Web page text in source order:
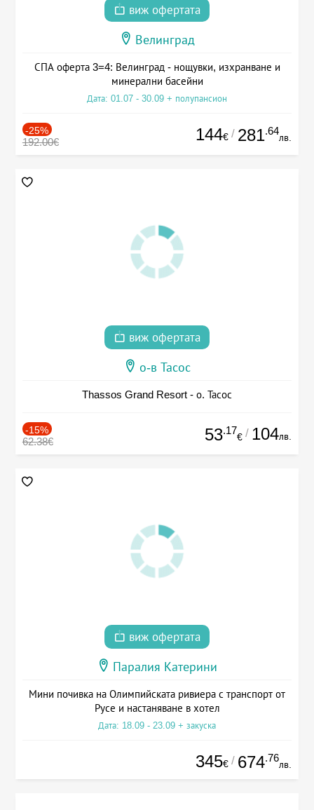
виж офертата
Велинград
СПА оферта 3=4: Велинград - нощувки, изхранване и
минерални басейни
Дата: 01.07 - 30.09 + полупансион
-25%
192.00€ 144€ / 281.64
лв.
виж офертата
о-в Тасос
Thassos Grand Resort - о. Тасос
-15%
62.38€ 53.17
€ / 104лв.
виж офертата
Паралия Катерини
Мини почивка на Олимпийската ривиера с транспорт от
Русе и настаняване в хотел
Дата: 18.09 - 23.09 + закуска
345€ / 674.76
лв.